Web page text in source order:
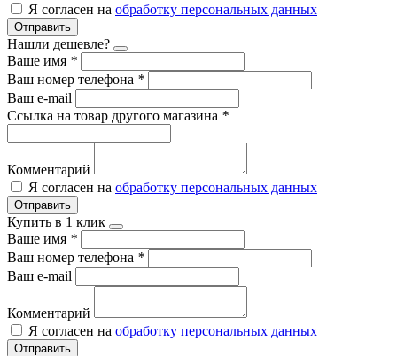
Я согласен на обработку персональных данных
Отправить
Нашли дешевле?
Ваше имя *
Ваш номер телефона *
Ваш e-mail
Ссылка на товар другого магазина *
Комментарий
Я согласен на обработку персональных данных
Отправить
Купить в 1 клик
Ваше имя *
Ваш номер телефона *
Ваш e-mail
Комментарий
Я согласен на обработку персональных данных
Отправить